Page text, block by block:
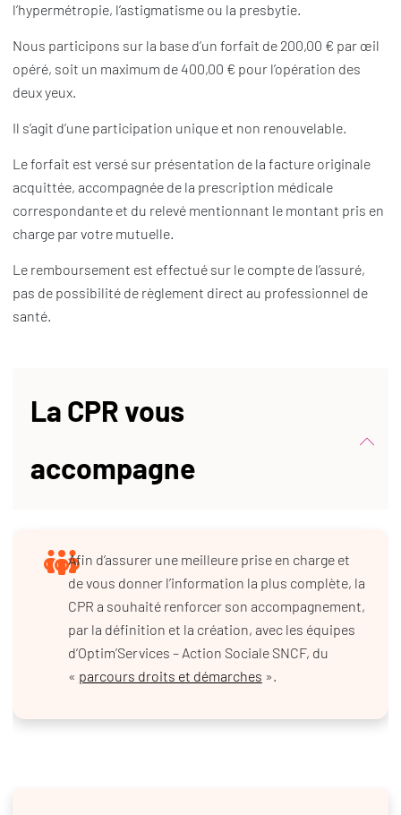
l’hypermétropie, l’astigmatisme ou la presbytie.
Nous participons sur la base d’un forfait de 200,00 € par œil
opéré, soit un maximum de 400,00 € pour l’opération des
deux yeux.
Il s’agit d’une participation unique et non renouvelable.
Le forfait est versé sur présentation de la facture originale
acquittée, accompagnée de la prescription médicale
correspondante et du relevé mentionnant le montant pris en
charge par votre mutuelle.
Le remboursement est effectué sur le compte de l’assuré,
pas de possibilité de règlement direct au professionnel de
santé.
La CPR vous
accompagne
Afin d’assurer une meilleure prise en charge et
de vous donner l’information la plus complète, la
CPR a souhaité renforcer son accompagnement,
par la définition et la création, avec les équipes
d’Optim’Services – Action Sociale SNCF, du
« parcours droits et démarches ».